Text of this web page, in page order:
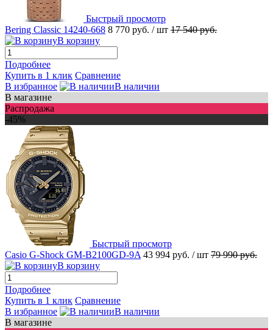
Быстрый просмотр
Bering Classic 14240-668 8 770 руб. / шт 17 540 руб.
В корзину
Подробнее
Купить в 1 клик Сравнение
В избранное
В наличии
В магазине
Распродажа
-45%
Быстрый просмотр
Casio G-Shock GM-B2100GD-9A 43 994 руб. / шт 79 990 руб.
В корзину
Подробнее
Купить в 1 клик Сравнение
В избранное
В наличии
В магазине